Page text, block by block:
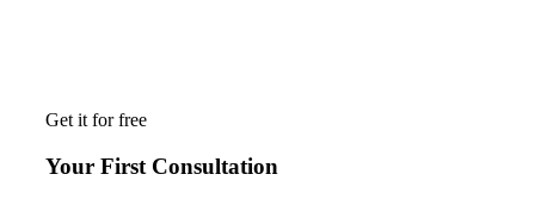
Get it for free
Your First Consultation